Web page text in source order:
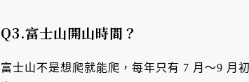
Q3.富士山開山時間？
富士山不是想爬就能爬，每年只有 7 月～9 月